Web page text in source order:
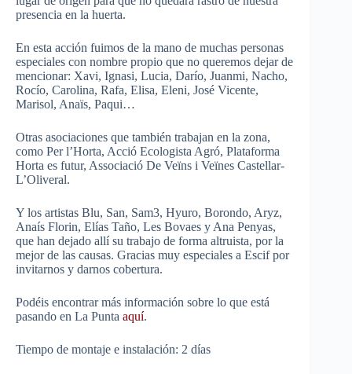
presencia en la huerta.
En esta acción fuimos de la mano de muchas personas
especiales con nombre propio que no queremos dejar de
mencionar: Xavi, Ignasi, Lucia, Darío, Juanmi, Nacho,
Rocío, Carolina, Rafa, Elisa, Eleni, José Vicente,
Marisol, Anaïs, Paqui…
Otras asociaciones que también trabajan en la zona,
como Per l’Horta​, Acció Ecologista Agró​, Plataforma
Horta es futur, Associació De Veïns i Veïnes Castellar-
L’Oliveral.
Y los artistas Blu, San, Sam3, Hyuro, Borondo, Aryz,
Anaís Florin, Elías Taño, Les Bovaes y Ana Penyas,
que han dejado allí su trabajo de forma altruista, por la
mejor de las causas. Gracias muy especiales a Escif por
invitarnos y darnos cobertura.
Podéis encontrar más información sobre lo que está
pasando en La Punta aquí.
Tiempo de montaje e instalación: 2 días